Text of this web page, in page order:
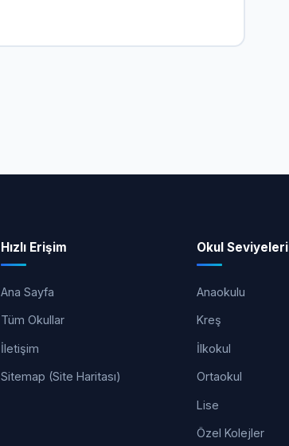
Hızlı Erişim
Ana Sayfa
Tüm Okullar
İletişim
Sitemap (Site Haritası)
Okul Seviyeleri
Anaokulu
Kreş
İlkokul
Ortaokul
Lise
Özel Kolejler